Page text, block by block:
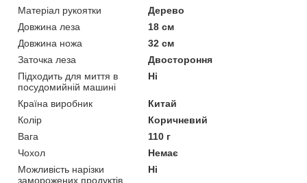
Матеріал рукоятки
Дерево
Довжина леза
18 см
Довжина ножа
32 см
Заточка леза
Двостороння
Підходить для миття в
посудомийній машині
Ні
Країна виробник
Китай
Колір
Коричневий
Вага
110 г
Чохол
Немає
Можливість нарізки
заморожених продуктів
Ні